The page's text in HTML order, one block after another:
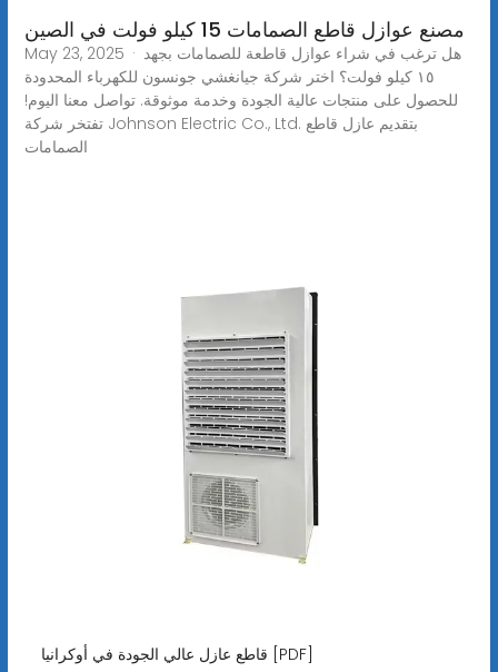
مصنع عوازل قاطع الصمامات 15 كيلو فولت في الصين
May 23, 2025 · هل ترغب في شراء عوازل قاطعة للصمامات بجهد
١٥ كيلو فولت؟ اختر شركة جيانغشي جونسون للكهرباء المحدودة
للحصول على منتجات عالية الجودة وخدمة موثوقة. تواصل معنا اليوم!
تفتخر شركة Johnson Electric Co., Ltd. بتقديم عازل قاطع
الصمامات
قاطع عازل عالي الجودة في أوكرانيا [PDF]